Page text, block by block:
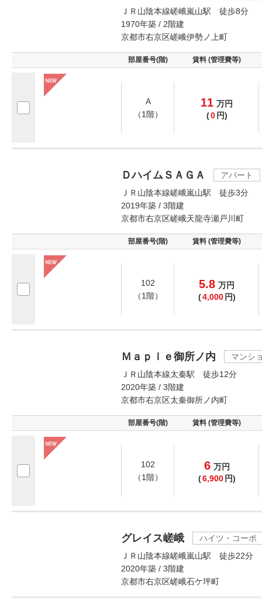
ＪＲ山陰本線嵯峨嵐山駅 徒歩8分
1970年築 / 2階建
京都市右京区嵯峨伊勢ノ上町
部屋番号(階) 賃料 (管理費等)
A
（1階）
11 万円
(0 円)
ＤハイムＳＡＧＡ
アパート
ＪＲ山陰本線嵯峨嵐山駅 徒歩3分
2019年築 / 3階建
京都市右京区嵯峨天龍寺瀬戸川町
部屋番号(階) 賃料 (管理費等)
102
（1階）
5.8 万円
(4,000 円)
Ｍａｐｌｅ御所ノ内
マンシ
ＪＲ山陰本線太秦駅 徒歩12分
2020年築 / 3階建
京都市右京区太秦御所ノ内町
部屋番号(階) 賃料 (管理費等)
102
（1階）
6 万円
(6,900 円)
グレイス嵯峨
ハイツ・コーポ
ＪＲ山陰本線嵯峨嵐山駅 徒歩22分
2020年築 / 3階建
京都市右京区嵯峨石ケ坪町